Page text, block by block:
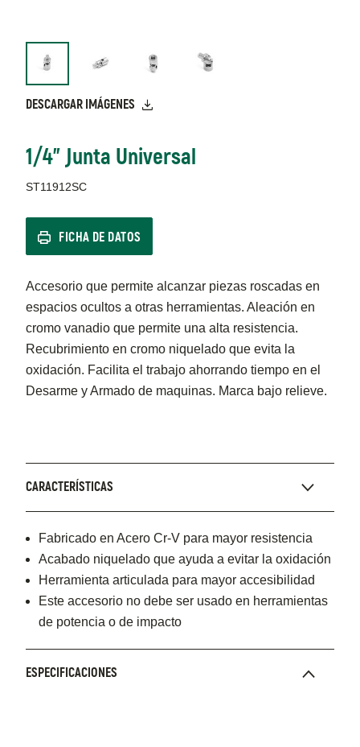
DESCARGAR IMÁGENES
1/4" Junta Universal
ST11912SC
FICHA DE DATOS
Accesorio que permite alcanzar piezas roscadas en
espacios ocultos a otras herramientas. Aleación en
cromo vanadio que permite una alta resistencia.
Recubrimiento en cromo niquelado que evita la
oxidación. Facilita el trabajo ahorrando tiempo en el
Desarme y Armado de maquinas. Marca bajo relieve.
CARACTERÍSTICAS
Fabricado en Acero Cr-V para mayor resistencia
Acabado niquelado que ayuda a evitar la oxidación
Herramienta articulada para mayor accesibilidad
Este accesorio no debe ser usado en herramientas
de potencia o de impacto
ESPECIFICACIONES